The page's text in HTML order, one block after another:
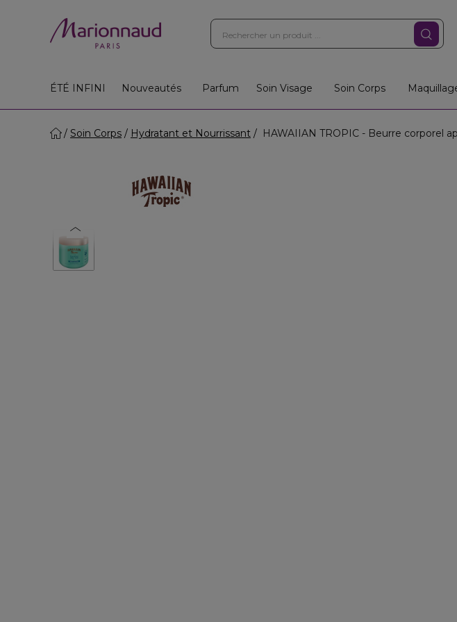
ÉTÉ INFINI Nouveautés Parfum Soin Visage Soin Corps
Soin Corps Hydratant et Nourrissant HAWAIIAN TROPIC - Beurre corporel